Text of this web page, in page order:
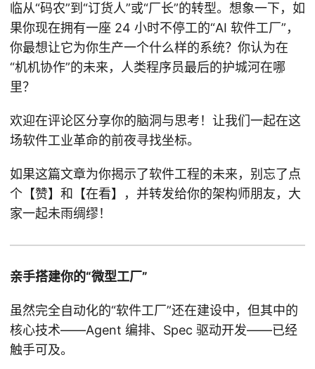
临从“码农”到“订货人”或“厂长”的转型。想象一下，如
果你现在拥有一座 24 小时不停工的“AI 软件工厂”，
你最想让它为你生产一个什么样的系统？你认为在
“机机协作”的未来，人类程序员最后的护城河在哪
里？
欢迎在评论区分享你的脑洞与思考！让我们一起在这
场软件工业革命的前夜寻找坐标。
如果这篇文章为你揭示了软件工程的未来，别忘了点
个【赞】和【在看】，并转发给你的架构师朋友，大
家一起未雨绸缪！
亲手搭建你的“微型工厂”
虽然完全自动化的“软件工厂”还在建设中，但其中的
核心技术——Agent 编排、Spec 驱动开发——已经
触手可及。